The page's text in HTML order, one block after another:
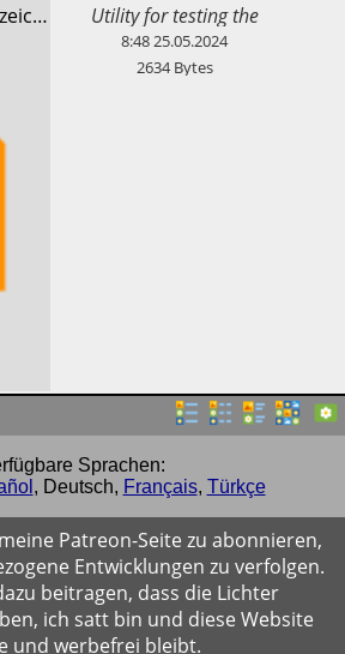
​Übergeordnetes Verzeichnis
​Utility for testing the
command line as passed by
the shell
8:4825.05.2024
2634 Bytes
Sprachen:
, Deutsch, Français, Türkçe
Patreon-Seite zu abonnieren,
Entwicklungen zu verfolgen.
beitragen, dass die Lichter
ich satt bin und diese Website
und werbefrei bleibt.